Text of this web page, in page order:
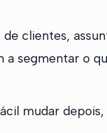
clientes,
a segmentar o
mudar